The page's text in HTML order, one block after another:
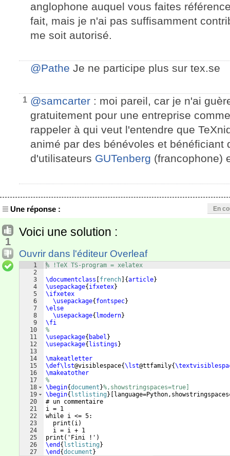
anglophone auquel vous faites
fait, mais je n'ai pas suffisamment
me soit autorisé.
@Pathe Je ne participe plus sur tex.se
1 @samcarter : moi pareil, car je n'ai
gratuitement pour une entreprise
rappeler à qui veut l'entendre que
animé par des bénévoles et bénéficiant
d'utilisateurs GUTenberg (francophone)
Une réponse : En
1
Voici une solution :
Ouvrir dans l'éditeur Overleaf
1
2
3
4
5
6
7
8
9
10
11
12
13
14
15
16
17
18
19
20
21
22
23
24
25
26
27
% !TeX TS-program = xelatex
\documentclass
french {article}
\usepackage{ ifxetex}
\ifxetex
\usepackage{ fontspec}
\else
\usepackage{ lmodern}
\fi
%
\usepackage{ babel }
\usepackage{ listings }
\makeatletter
\def\lst@visiblespace{\lst@ttfamily{
\makeatother
%
\begin{document }%,showstringspaces=true]
\begin{ lstlisting }
# un commentaire
i = 1
while i <= 5:
  print(i)
  i = i + 1
print('Fini !')
\end { lstlisting }
\end {document }